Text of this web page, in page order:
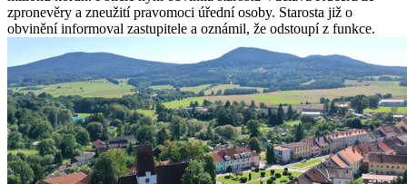
zpronevěry a zneužití pravomoci úřední osoby. Starosta již o
obvinění informoval zastupitele a oznámil, že odstoupí z funkce.